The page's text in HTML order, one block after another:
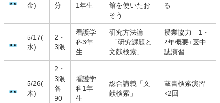
金)
分
1年生
館を使いたお
そう
る
5/17(
水)
2・
3限
看護学
科3年
生
研究方法論
I「研究課題と
文献検索」
授業協力 1・
2年概要+医中
誌演習
5/26(
木)
2・
3限
各
90
看護学
科1年
生
総合講義「文
献検索」
蔵書検索演習
×2回